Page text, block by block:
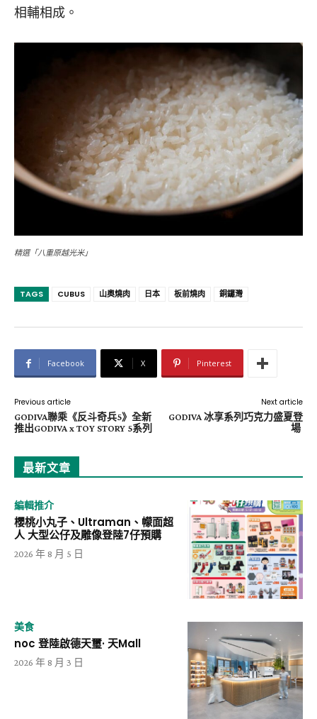
相輔相成。
精選「八重原越光米」
TAGS CUBUS 山奧燒肉 日本 板前燒肉 銅鑼灣
Facebook X Pinterest
Previous article
GODIVA聯乘《反斗奇兵5》全新
推出GODIVA x TOY STORY 5系列
Next article
GODIVA 冰享系列巧克力盛夏登
場
最新文章
編輯推介
櫻桃小丸子、Ultraman、幪面超
人 大型公仔及雕像登陸7仔預購
2026 年 8 月 5 日
美食
noc 登陸啟德天璽· 天Mall
2026 年 8 月 3 日